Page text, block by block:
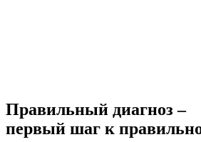
Правильный диагноз –
первый шаг к